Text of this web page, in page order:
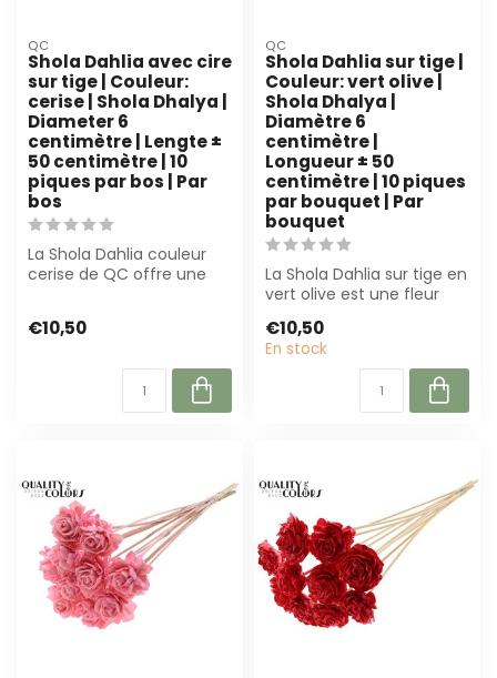
QC
Shola Dahlia avec cire
sur tige | Couleur:
cerise | Shola Dhalya |
Diameter 6
centimètre | Lengte ±
50 centimètre | 10
piques par bos | Par
bos
La Shola Dahlia couleur
cerise de QC offre une
€10,50
QC
Shola Dahlia sur tige |
Couleur: vert olive |
Shola Dhalya |
Diamètre 6
centimètre |
Longueur ± 50
centimètre | 10 piques
par bouquet | Par
bouquet
La Shola Dahlia sur tige en
vert olive est une fleur
u...
€10,50
En stock